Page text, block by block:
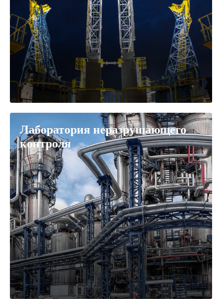
Лаборатория неразрушающего
контроля